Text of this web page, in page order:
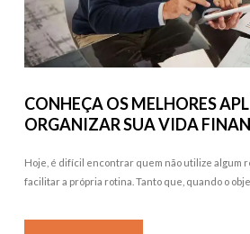
CONHEÇA OS MELHORES
ORGANIZAR SUA VIDA
Hoje, é difícil encontrar quem não utilize algum
facilitar a própria rotina. Tanto que, quando o